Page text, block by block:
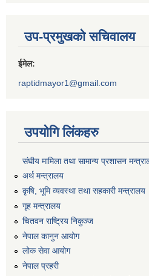
उप-प्रमुखको सचिवालय
ईमेल:
raptidmayor1@gmail.com
उपयोगि लिंकहरु
संघीय मामिला तथा सामान्य प्रशासन
अर्थ मन्त्रालय
कृषि, भूमि व्यवस्था तथा सहकारी मन्त्रालय
गृह मन्त्रालय
चितवन राष्ट्रिय निकुञ्ज
नेपाल कानुन आयोग
लोक सेवा आयोग
नेपाल प्रहरी